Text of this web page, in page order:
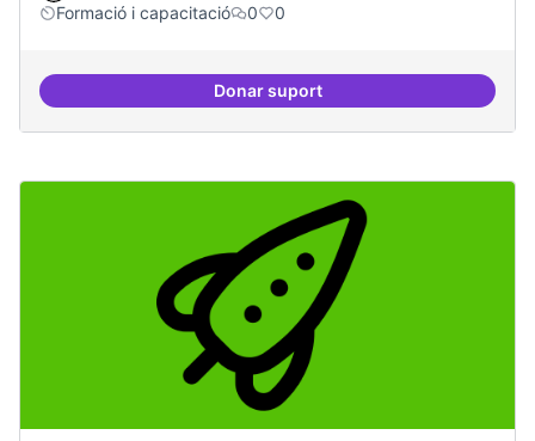
Formació i capacitació
0 0
Donar suportDefinició del currículum del